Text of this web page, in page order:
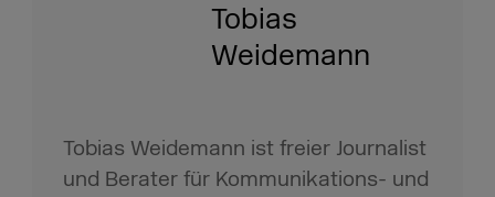
Tobias
Weidemann
Tobias Weidemann ist freier Journalist
und Berater für Kommunikations- und